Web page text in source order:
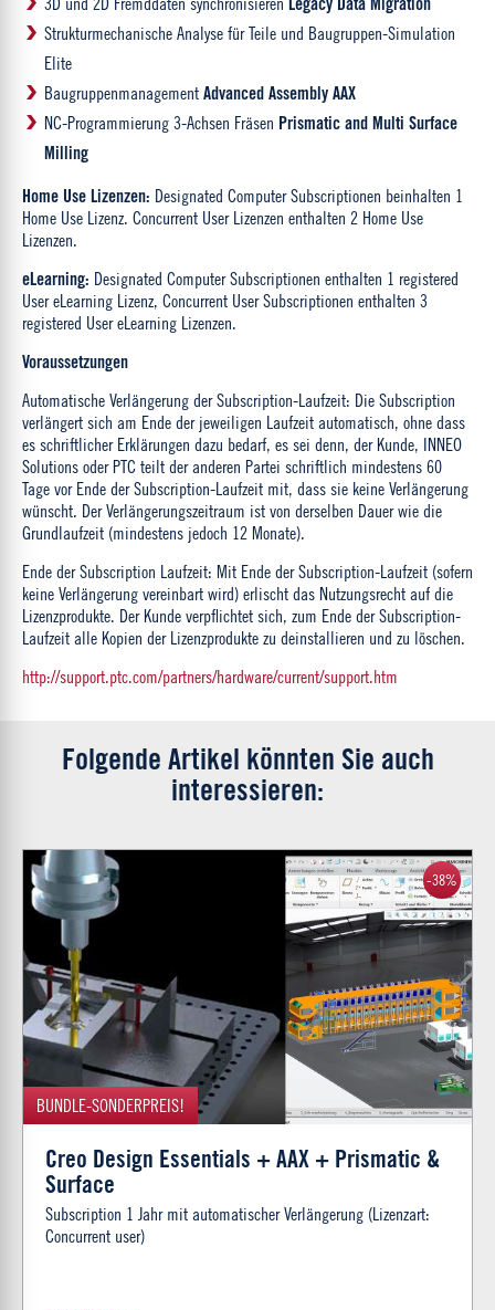
Strukturmechanische Analyse für Teile und Baugruppen-Simulation
Elite
Baugruppenmanagement Advanced Assembly AAX
NC-Programmierung 3-Achsen Fräsen Prismatic and Multi Surface
Milling
Home Use Lizenzen: Designated Computer Subscriptionen beinhalten 1
Home Use Lizenz. Concurrent User Lizenzen enthalten 2 Home Use
Lizenzen.
eLearning: Designated Computer Subscriptionen enthalten 1 registered
User eLearning Lizenz, Concurrent User Subscriptionen enthalten 3
registered User eLearning Lizenzen.
Voraussetzungen
Automatische Verlängerung der Subscription-Laufzeit: Die Subscription
verlängert sich am Ende der jeweiligen Laufzeit automatisch, ohne dass
es schriftlicher Erklärungen dazu bedarf, es sei denn, der Kunde, INNEO
Solutions oder PTC teilt der anderen Partei schriftlich mindestens 60
Tage vor Ende der Subscription-Laufzeit mit, dass sie keine Verlängerung
wünscht. Der Verlängerungszeitraum ist von derselben Dauer wie die
Grundlaufzeit (mindestens jedoch 12 Monate).
Ende der Subscription Laufzeit: Mit Ende der Subscription-Laufzeit (sofern
keine Verlängerung vereinbart wird) erlischt das Nutzungsrecht auf die
Lizenzprodukte. Der Kunde verpflichtet sich, zum Ende der Subscription-
Laufzeit alle Kopien der Lizenzprodukte zu deinstallieren und zu löschen.
http://support.ptc.com/partners/hardware/current/support.htm
Folgende Artikel könnten Sie auch
interessieren:
BUNDLE-SONDERPREIS!
-38%
Creo Design Essentials + AAX + Prismatic &
Surface
Subscription 1 Jahr mit automatischer Verlängerung (Lizenzart:
Concurrent user)